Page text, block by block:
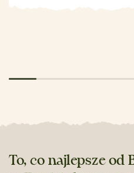
To, co najlepsze od